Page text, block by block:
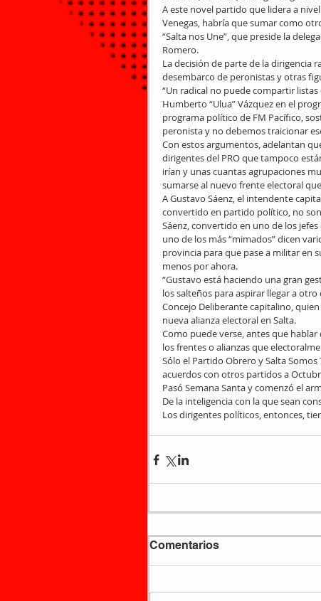
A este novel partido que lidera a
Venegas, habría que sumar como
“Salta nos Une”, que preside la
Romero.
La decisión de parte de la dirigencia
desembarco de peronistas y otras
“Un radical no puede compartir
Humberto “Ulua” Vázquez en el
programa político de FM Pacífico,
peronista y no debemos traicionar
Con estos argumentos, adelantan
dirigentes del PRO que tampoco
irían y unas cuantas agrupaciones
sumarse al nuevo frente electoral
A Gustavo Sáenz, el intendente
convertido en partido político, no
Sáenz, convertido en uno de los
uno de los más “mimados” dicen
provincia para que pase a militar en
menos por ahora.
“Gustavo está haciendo una gran
los salteños para aspirar llegar a
Concejo Deliberante capitalino,
nueva alianza electoral en Salta.
Como puede verse, antes que
los frentes o alianzas que
Sólo el Partido Obrero y Salta
acuerdos con otros partidos a
Pasó Semana Santa y comenzó el
De la inteligencia con la que sean
Los dirigentes políticos, entonces,
Comentarios